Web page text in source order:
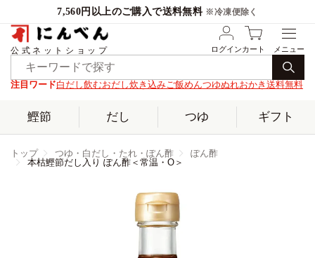
7,560円以上のご購入で送料無料 ※冷凍便除く
公式ネットショップ ログインカート
注目ワード白だし飲むおだし炊き込みご飯めんつゆぬれおかき 送料無料
鰹節 だし つゆ ギフト
トップ つゆ・白だし・たれ・ぽん酢
ぽん酢
本枯鰹節だし入り ぽん酢＜常温・O＞